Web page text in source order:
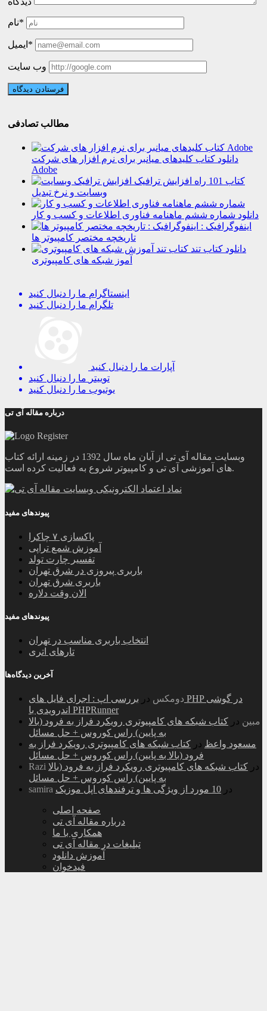
نام*
ایمیل*
وب سایت
مطالب تصادفی
دانلود کتاب کلیدهای میانبر برای نرم افزار های شرکت
Adobe
کتاب 101 راه افزایش ترافیک
وبسایت و نرخ تبدیل
دانلود شماره ششم ماهنامه فناوری اطلاعات و کسب و کار
اینفوگرافیک :
تاریخچه مختصر کامپیوتر ها
دانلود کتاب تند
آموز شبکه های کامپیوتری
اینستاگرام ما را دنبال کنید
تلگرام ما را دنبال کنید
آپارات ما را دنبال کنید
توییتر ما را دنبال کنید
یوتیوب ما را دنبال کنید
درباره مقاله آی تی
وبسایت مقاله آی تی از آبان ماه سال 1392 در زمینه ارائه کتاب
های آموزشی آی تی و کامپیوتر شروع به فعالیت کرده است.
پیوندهای مفید
پاکسازی ۷ چاکرا
آموزش شمع تراپی
تفسیر چارت تولد
باربری پیروزی در شرق تهران
باربری شرق تهران
الان وقت دلاره
پیوندهای مفید
انتخاب باربری مناسب در تهران
تارهای اتری
آخرین دیدگاه‌ها
دومکس در بررسی اپ : اجرای فایل های PHP در گوشی
اندرویدی با PHPRunner
مبین در کتاب شبکه های کامپیوتری رویکرد فراز به فرود (بالا
به پایین) راس کوروس + حل مسائل
مسعود واعظ در کتاب شبکه های کامپیوتری رویکرد فراز به
فرود (بالا به پایین) راس کوروس + حل مسائل
Razi
در کتاب شبکه های کامپیوتری رویکرد فراز به فرود (بالا
به پایین) راس کوروس + حل مسائل
samira
در 10 مورد از ویژگی ها و ترفندهای اپل موزیک
صفحه اصلی
درباره مقاله آی تی
همکاری با ما
تبلیغات در مقاله آی تی
آموزش دانلود
فیدخوان